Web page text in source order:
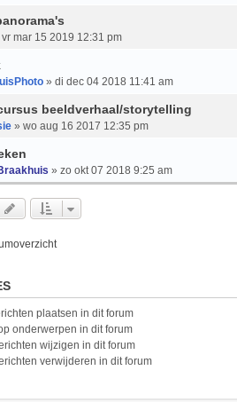
mar 15 2019 12:31 pm
» di dec 04 2018 11:41 am
beeldverhaal/storytelling
» wo aug 16 2017 12:35 pm
» zo okt 07 2018 9:25 am
plaatsen in dit forum
onderwerpen in dit forum
wijzigen in dit forum
verwijderen in dit forum